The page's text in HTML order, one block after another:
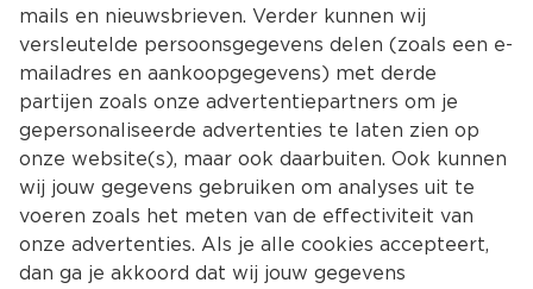
mails en nieuwsbrieven. Verder kunnen wij
versleutelde persoonsgegevens delen (zoals een e-
mailadres en aankoopgegevens) met derde
partijen zoals onze advertentiepartners om je
gepersonaliseerde advertenties te laten zien op
onze website(s), maar ook daarbuiten. Ook kunnen
wij jouw gegevens gebruiken om analyses uit te
voeren zoals het meten van de effectiviteit van
onze advertenties. Als je alle cookies accepteert,
dan ga je akkoord dat wij jouw gegevens